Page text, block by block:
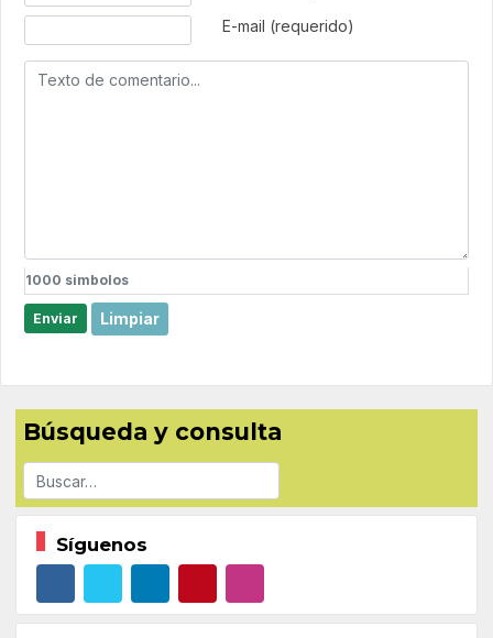
E-mail (requerido)
1000 simbolos
Enviar Limpiar
Búsqueda y consulta
Buscar
Síguenos